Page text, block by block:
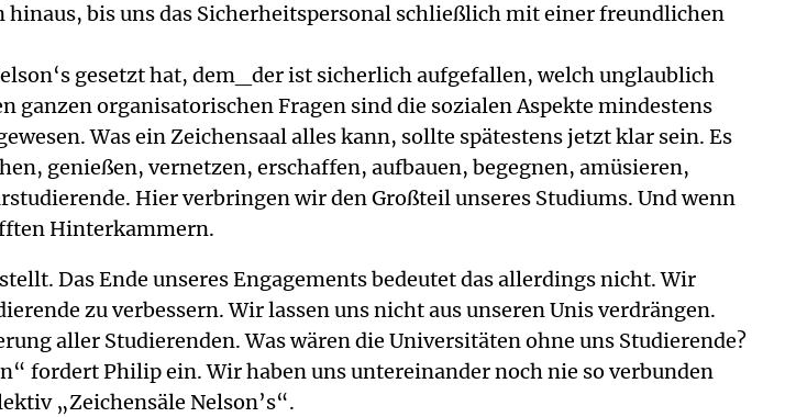
bis uns das Sicherheitspersonal schließlich mit einer freundlichen
gesetzt hat, dem_der ist sicherlich aufgefallen, welch unglaublich
ganzen organisatorischen Fragen sind die sozialen Aspekte mindestens
Was ein Zeichensaal alles kann, sollte spätestens jetzt klar sein. Es
genießen, vernetzen, erschaffen, aufbauen, begegnen, amüsieren,
Hier verbringen wir den Großteil unseres Studiums. Und wenn
Hinterkammern.
Das Ende unseres Engagements bedeutet das allerdings nicht. Wir
zu verbessern. Wir lassen uns nicht aus unseren Unis verdrängen.
aller Studierenden. Was wären die Universitäten ohne uns Studierende?
fordert Philip ein. Wir haben uns untereinander noch nie so verbunden
„Zeichensäle Nelson’s“.